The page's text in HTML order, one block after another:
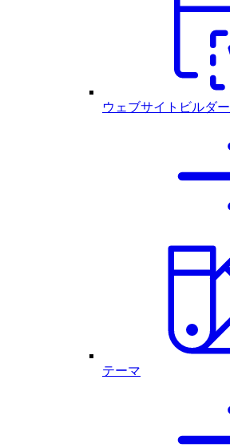
ウェブサイトビルダー
テーマ